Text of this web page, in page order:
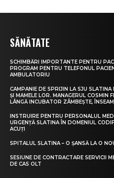
SĂNĂTATE
SCHIMBĂRI IMPORTANTE PENTRU
PROGRAM PENTRU TELEFONUL
AMBULATORIU
CAMPANIE DE SPRIJIN LA SJU
ȘI MAMELE LOR. MANAGERUL COSMIN
LÂNGĂ INCUBATOR ZÂMBEȘTE,
INSTRUIRE PENTRU PERSONALUL
URGENȚĂ SLATINA ÎN DOMENIUL
ACUȚI
SPITALUL SLATINA – O ȘANSĂ LA O
SESIUNE DE CONTRACTARE SERVICII
DE CAS OLT